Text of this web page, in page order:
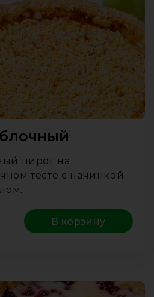
пирог на
тесте с начинкой
В корзину